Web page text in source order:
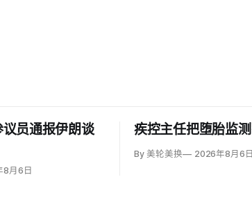
员通报伊朗谈
8月6日
疾控主任把堕胎监
By 美轮美换 2026年8月6日